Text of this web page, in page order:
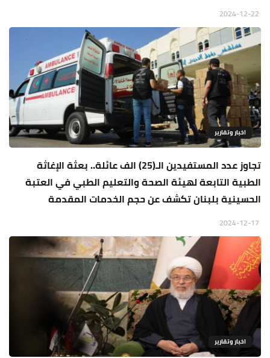
اخبار وتقارير
تجاوز عدد المستفيدين الـ(25) الف عائلة.. بعثة الإغاثة
الطبية التابعة لهيئة الصحة والتعليم الطبي في العتبة
الحسينية بلبنان تكشف عن حجم الخدمات المقدمة
اخبار وتقارير